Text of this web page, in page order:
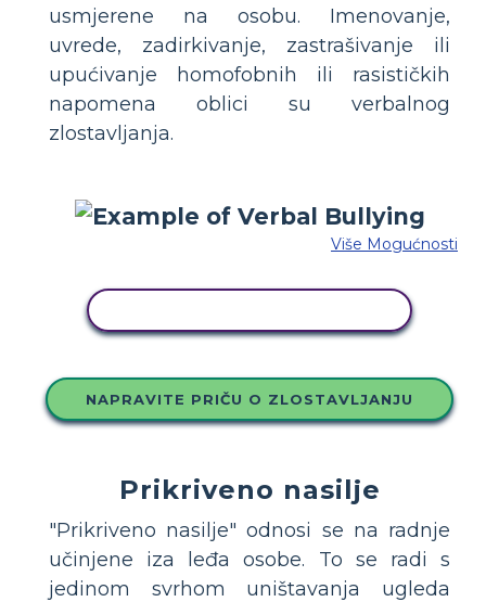
usmjerene na osobu. Imenovanje,
uvrede, zadirkivanje, zastrašivanje ili
upućivanje homofobnih ili rasističkih
napomena oblici su verbalnog
zlostavljanja.
Više Mogućnosti
NAPRAVITE PRIČU O ZLOSTAVLJANJU
Prikriveno nasilje
"Prikriveno nasilje" odnosi se na radnje
učinjene iza leđa osobe. To se radi s
jedinom svrhom uništavanja ugleda